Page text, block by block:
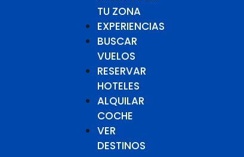
TU ZONA
EXPERIENCIAS
BUSCAR
VUELOS
RESERVAR
HOTELES
ALQUILAR
COCHE
VER
DESTINOS